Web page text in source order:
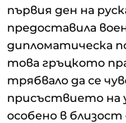
първия ден на
предоставила
дипломатическа
това гръцкото
трябвало да се
присъствието на
особено в